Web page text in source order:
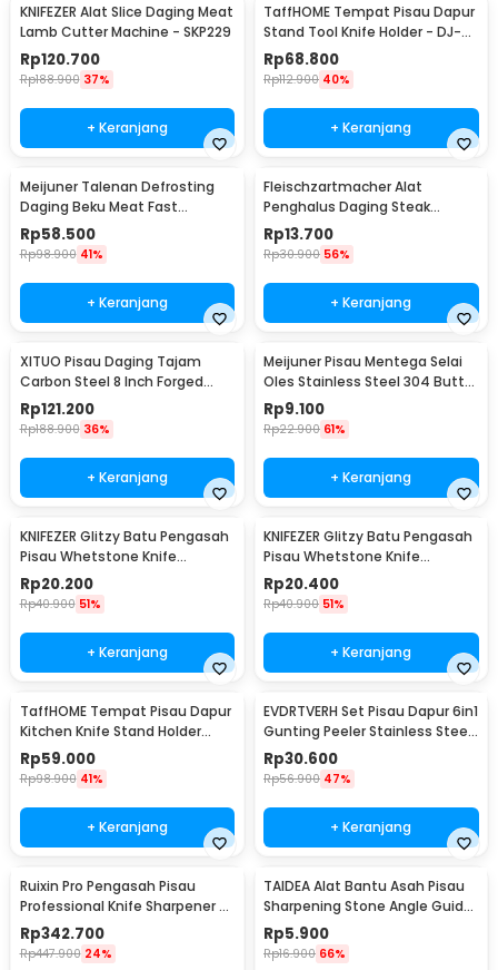
KNIFEZER Alat Slice Daging Meat
Lamb Cutter Machine - SKP229
Rp120.700
Rp188.900 37%
+ Keranjang
TaffHOME Tempat Pisau Dapur
Stand Tool Knife Holder - DJ-
012
Rp68.800
Rp112.900 40%
+ Keranjang
Meijuner Talenan Defrosting
Daging Beku Meat Fast
Thawing Board Size L - H-748
Rp58.500
Rp98.900 41%
+ Keranjang
Fleischzartmacher Alat
Penghalus Daging Steak
Tenderizer Beef Needle -
SKP245
Rp13.700
Rp30.900 56%
+ Keranjang
XITUO Pisau Daging Tajam
Carbon Steel 8 Inch Forged
Cleaver Knife - LZJ-9
Rp121.200
Rp188.900 36%
+ Keranjang
Meijuner Pisau Mentega Selai
Oles Stainless Steel 304 Butter
Knife - SS430
Rp9.100
Rp22.900 61%
+ Keranjang
KNIFEZER Glitzy Batu Pengasah
Pisau Whetstone Knife
Sharpener 18cm 1000/6000 -
WKSS-01
Rp20.200
Rp40.900 51%
+ Keranjang
KNIFEZER Glitzy Batu Pengasah
Pisau Whetstone Knife
Sharpener 1000/3000 - Wkss-
02
Rp20.400
Rp40.900 51%
+ Keranjang
TaffHOME Tempat Pisau Dapur
Kitchen Knife Stand Holder
Stainless Steel - SUS430
Rp59.000
Rp98.900 41%
+ Keranjang
EVDRTVERH Set Pisau Dapur 6in1
Gunting Peeler Stainless Steel
- ER-0278
Rp30.600
Rp56.900 47%
+ Keranjang
Ruixin Pro Pengasah Pisau
Professional Knife Sharpener -
RX-008
Rp342.700
Rp447.900 24%
TAIDEA Alat Bantu Asah Pisau
Sharpening Stone Angle Guide
- TG1091
Rp5.900
Rp16.900 66%